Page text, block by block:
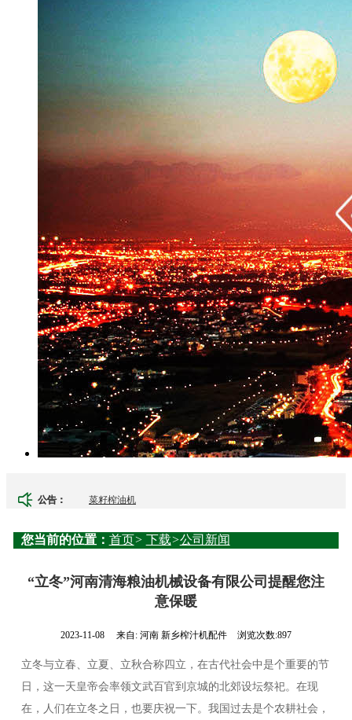
公告： 菜籽榨油机
芝麻榨油机
榨油机
榨条
您当前的位置： 首页> 下载>公司新闻
“立冬”河南清海粮油机械设备有限公司提醒您注
意保暖
2023-11-08 来自: 河南 新乡榨汁机配件 浏览次数:897
立冬与立春、立夏、立秋合称四立，在古代社会中是个重要的节
日，这一天皇帝会率领文武百官到京城的北郊设坛祭祀。在现
在，人们在立冬之日，也要庆祝一下。我国过去是个农耕社会，